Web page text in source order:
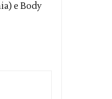
e Body